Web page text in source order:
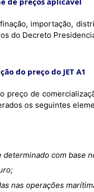
importação,
do Decreto
do preço do JET A1
os seguintes
determinado com base
nas operações